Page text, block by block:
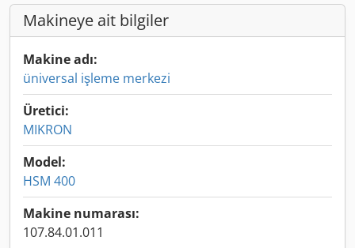
Makineye ait bilgiler
Makine adı:
üniversal işleme merkezi
Üretici:
MIKRON
Model:
HSM 400
Makine numarası:
107.84.01.011